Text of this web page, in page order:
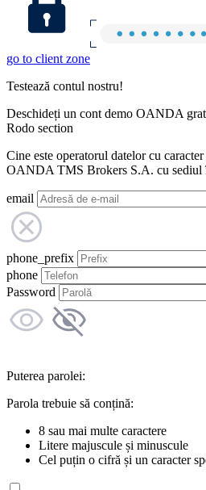
go to client zone
Testează contul nostru!
Deschideți un cont demo OANDA
Rodo section
Cine este operatorul datelor cu
OANDA TMS Brokers S.A. cu sediul
email
phone_prefix
phone
Password
Puterea parolei:
Parola trebuie să conțină:
8 sau mai multe caractere
Litere majuscule și minuscule
Cel puțin o cifră și un caracter